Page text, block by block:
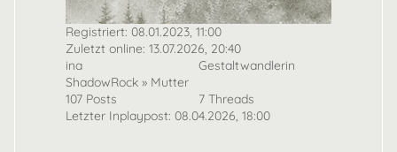
Registriert: 08.01.2023, 11:00
Zuletzt online: 13.07.2026, 20:40
ina
Gestaltwandlerin
ShadowRock » Mutter
107 Posts
7 Threads
Letzter Inplaypost: 08.04.2026, 18:00